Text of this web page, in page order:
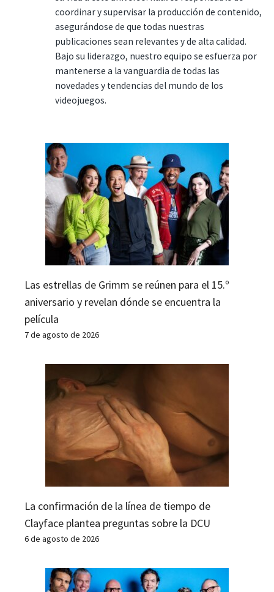
coordinar y supervisar la producción de contenido,
asegurándose de que todas nuestras
publicaciones sean relevantes y de alta calidad.
Bajo su liderazgo, nuestro equipo se esfuerza por
mantenerse a la vanguardia de todas las
novedades y tendencias del mundo de los
videojuegos.
Las estrellas de Grimm se reúnen para el 15.º
aniversario y revelan dónde se encuentra la
película
7 de agosto de 2026
La confirmación de la línea de tiempo de
Clayface plantea preguntas sobre la DCU
6 de agosto de 2026